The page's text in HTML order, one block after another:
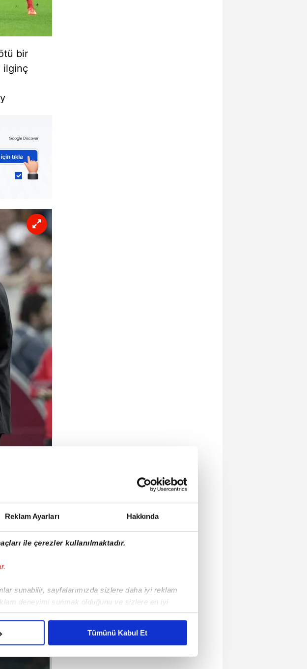
Reklam Ayarları Hakkında
ile çerezler kullanılmaktadır.
sunabilir, sayfalarımızda sizlere daha iyi reklam
deneyimi sunmak olduğunu ve sizlere en iyi
noktada, reklamların maliyetlerimizi karşılamak
Tümünü Kabul Et
bir
ilginç